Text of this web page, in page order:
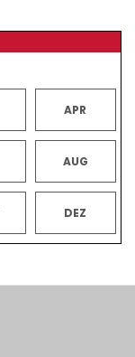
APR
AUG
DEZ